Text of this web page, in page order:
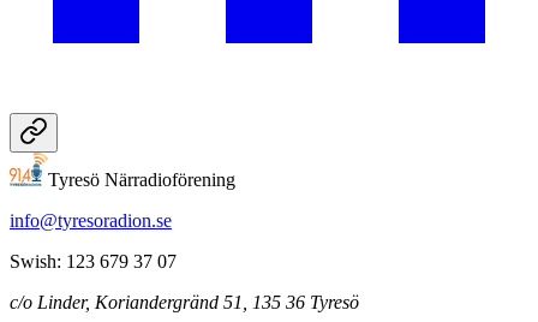
Tyresö Närradioförening
info@tyresoradion.se
Swish: 123 679 37 07
c/o Linder, Koriandergränd 51, 135 36 Tyresö